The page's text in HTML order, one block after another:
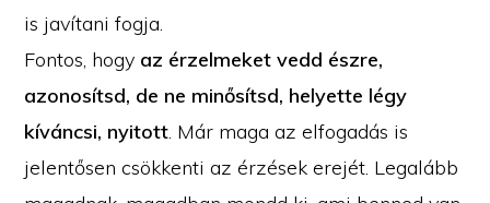
is javítani fogja.
Fontos, hogy az érzelmeket vedd észre,
azonosítsd, de ne minősítsd, helyette légy
kíváncsi, nyitott. Már maga az elfogadás is
jelentősen csökkenti az érzések erejét. Legalább